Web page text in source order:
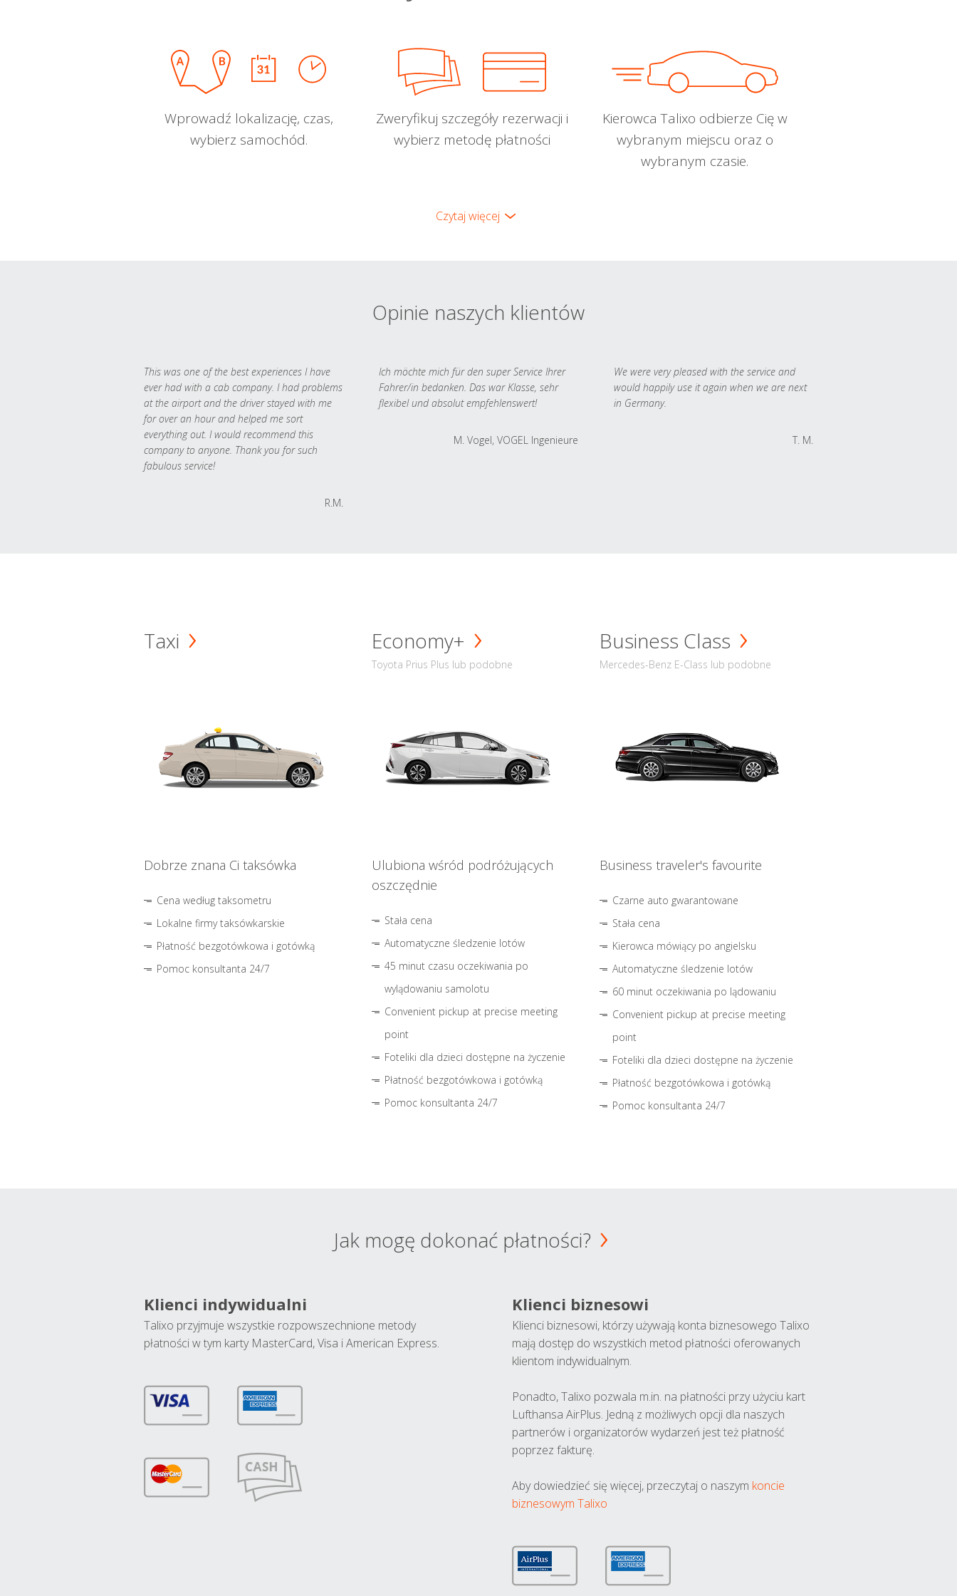
Wprowadź lokalizację, czas,
wybierz samochód.
Zweryfikuj szczegóły rezerwacji i
wybierz metodę płatności
Kierowca Talixo odbierze Cię w
wybranym miejscu oraz o
wybranym czasie.
Czytaj więcej
Opinie naszych klientów
This was one of the best experiences I have
ever had with a cab company. I had problems
at the airport and the driver stayed with me
for over an hour and helped me sort
everything out. I would recommend this
company to anyone. Thank you for such
fabulous service!
R.M.
Ich möchte mich für den super Service Ihrer
Fahrer/in bedanken. Das war Klasse, sehr
flexibel und absolut empfehlenswert!
M. Vogel, VOGEL Ingenieure
We were very pleased with the service and
would happily use it again when we are next
in Germany.
T. M.
Taxi
Dobrze znana Ci taksówka
Cena według taksometru
Lokalne firmy taksówkarskie
Płatność bezgotówkowa i gotówką
Pomoc konsultanta 24/7
Economy+
Toyota Prius Plus lub podobne
Ulubiona wśród podróżujących
oszczędnie
Stała cena
Automatyczne śledzenie lotów
45 minut czasu oczekiwania po
wylądowaniu samolotu
Convenient pickup at precise meeting
point
Foteliki dla dzieci dostępne na życzenie
Płatność bezgotówkowa i gotówką
Pomoc konsultanta 24/7
Business Class
Mercedes-Benz E-Class lub podobne
Business traveler's favourite
Czarne auto gwarantowane
Stała cena
Kierowca mówiący po angielsku
Automatyczne śledzenie lotów
60 minut oczekiwania po lądowaniu
Convenient pickup at precise meeting
point
Foteliki dla dzieci dostępne na życzenie
Płatność bezgotówkowa i gotówką
Pomoc konsultanta 24/7
Jak mogę dokonać płatności?
Klienci indywidualni
Talixo przyjmuje wszystkie rozpowszechnione metody
płatności w tym karty MasterCard, Visa i American Express.
Klienci biznesowi
Klienci biznesowi, którzy używają konta biznesowego Talixo
mają dostęp do wszystkich metod płatności oferowanych
klientom indywidualnym.
Ponadto, Talixo pozwala m.in. na płatności przy użyciu kart
Lufthansa AirPlus. Jedną z możliwych opcji dla naszych
partnerów i organizatorów wydarzeń jest też płatność
poprzez fakturę.
Aby dowiedzieć się więcej, przeczytaj o naszym koncie
biznesowym Talixo